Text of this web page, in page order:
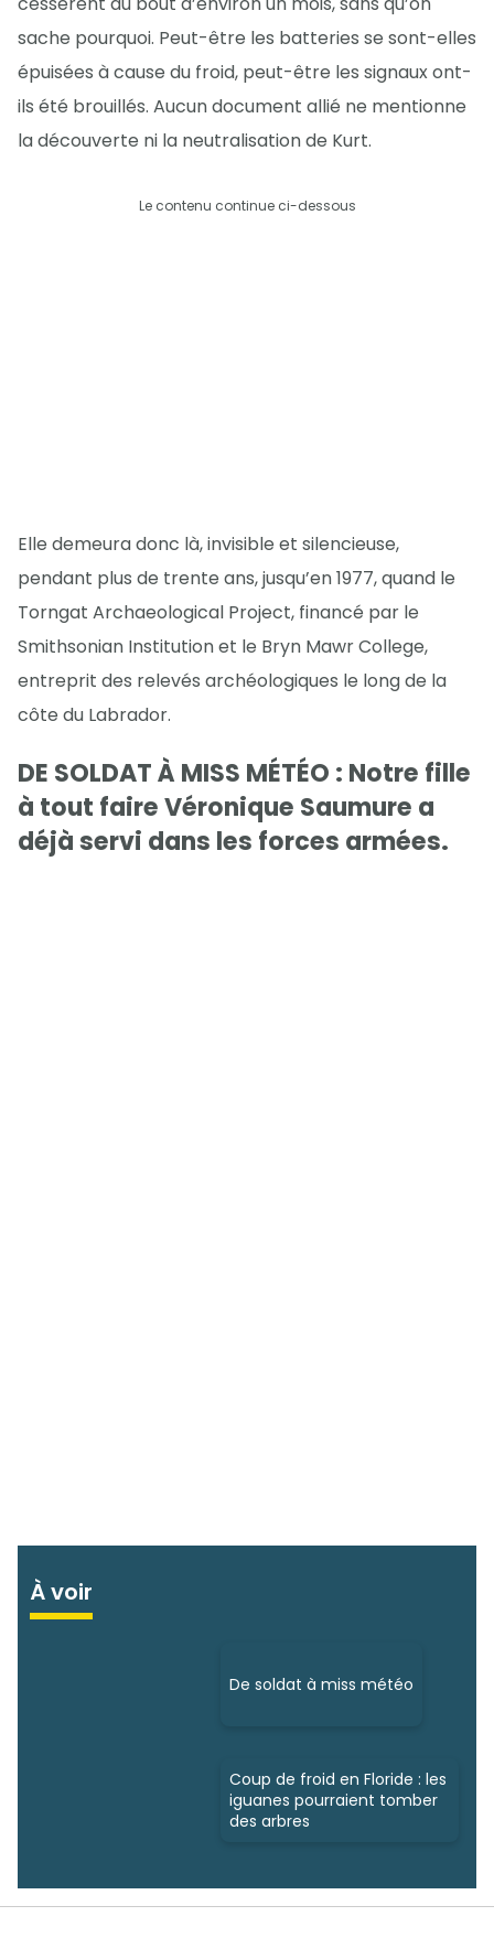
sache pourquoi. Peut-être les batteries se sont-elles
épuisées à cause du froid, peut-être les signaux ont-
ils été brouillés. Aucun document allié ne mentionne
la découverte ni la neutralisation de Kurt.
Le contenu continue ci-dessous
Elle demeura donc là, invisible et silencieuse,
pendant plus de trente ans, jusqu’en 1977, quand le
Torngat Archaeological Project, financé par le
Smithsonian Institution et le Bryn Mawr College,
entreprit des relevés archéologiques le long de la
côte du Labrador.
DE SOLDAT À MISS MÉTÉO : Notre fille
à tout faire Véronique Saumure a
déjà servi dans les forces armées.
À voir
De soldat à miss météo
Coup de froid en Floride : les
iguanes pourraient tomber
des arbres